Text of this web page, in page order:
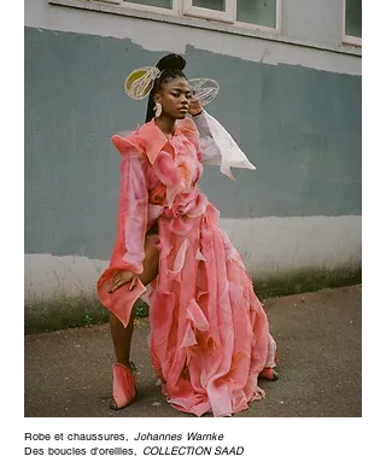
Robe et chaussures, Johannes Warnke
Des boucles d'oreilles, COLLECTION SAAD